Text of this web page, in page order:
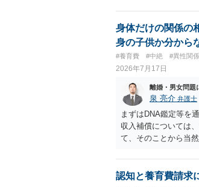
身体だけの関係の
身の子供か分から
#養育費 #中絶 #異性関
2026年7月17日
離婚・男女問題
泉 亮介 弁護士
まずはDNA鑑定等を
収入補償については
て、そのことから当
う。
認知と養育費請求